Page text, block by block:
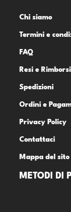
Chi siamo
Termini e
FAQ
Resi e Rimborsi
Spedizioni
Ordini e
Privacy Policy
Contattaci
Mappa del sito
METODI DI